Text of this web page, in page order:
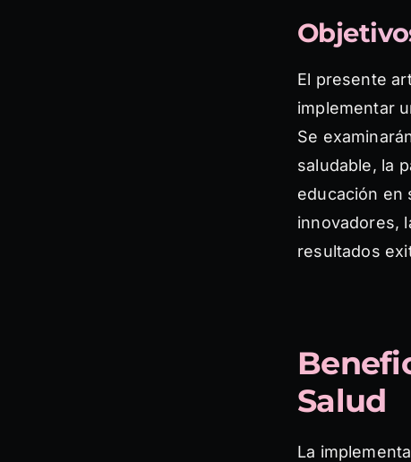
El presente
implementar
Se
saludable, la
educación en
innovadores,
resultados
Salud
La